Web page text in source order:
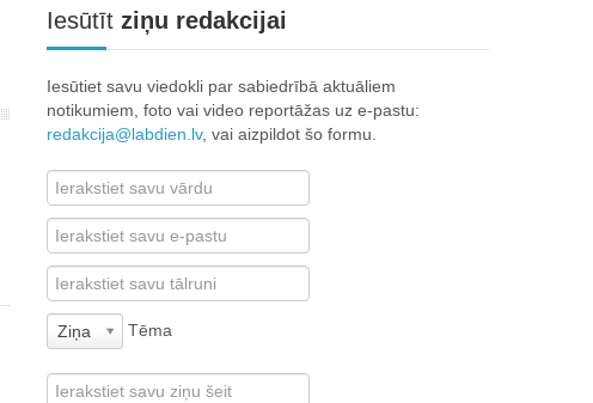
Iesūtīt ziņu redakcijai
Iesūtiet savu viedokli par sabiedrībā aktuāliem
notikumiem, foto vai video reportāžas uz e-pastu:
redakcija@labdien.lv, vai aizpildot šo formu.
Ziņa Tēma